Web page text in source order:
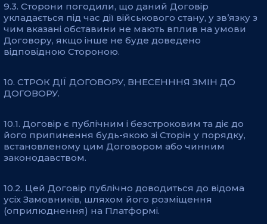
9.3. Сторони погодили, що даний Договір
укладається під час дії військового стану, у зв’язку з
чим вказані обставини не мають вплив на умови
Договору, якщо інше не буде доведено
відповідною Стороною.
10. СТРОК ДІЇ ДОГОВОРУ, ВНЕСЕНННЯ ЗМІН ДО
ДОГОВОРУ.
10.1. Договір є публічним і безстроковим та діє до
його припинення будь-якою зі Сторін у порядку,
встановленому цим Договором або чинним
законодавством.
10.2. Цей Договір публічно доводиться до відома
усіх Замовників, шляхом його розміщення
(оприлюднення) на Платформі.